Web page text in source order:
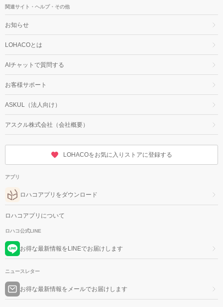
関連サイト・ヘルプ・その他
お知らせ
LOHACOとは
AIチャットで質問する
お客様サポート
ASKUL（法人向け）
アスクル株式会社（会社概要）
LOHACOをお気に入りストアに登録する
アプリ
ロハコアプリをダウンロード
ロハコアプリについて
ロハコ公式LINE
お得な最新情報をLINEでお届けします
ニュースレター
お得な最新情報をメールでお届けします